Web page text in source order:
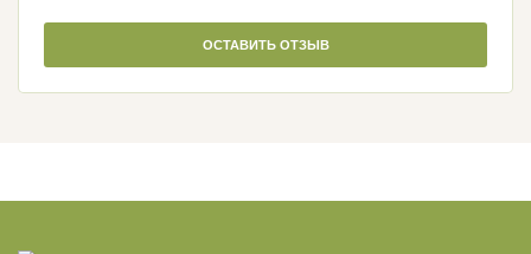
ОСТАВИТЬ ОТЗЫВ